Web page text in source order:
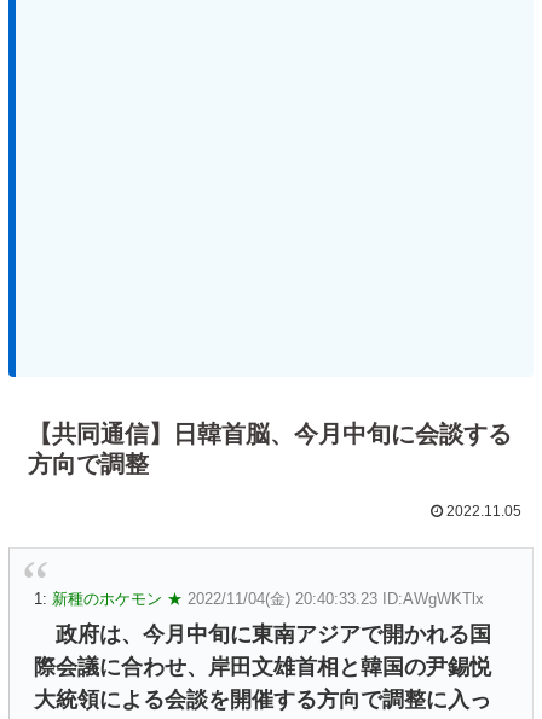
【共同通信】日韓首脳、今月中旬に会談する
方向で調整
2022.11.05
1: 新種のホケモン ★ 2022/11/04(金) 20:40:33.23 ID:AWgWKTlx
政府は、今月中旬に東南アジアで開かれる国
際会議に合わせ、岸田文雄首相と韓国の尹錫悦
大統領による会談を開催する方向で調整に入っ